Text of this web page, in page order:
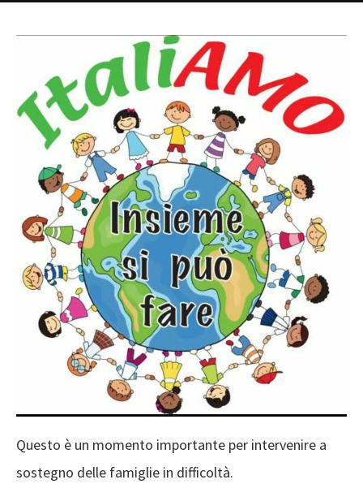
Questo è un momento importante per intervenire a
sostegno delle famiglie in difficoltà.